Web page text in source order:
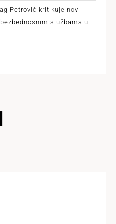
Petrović kritikuje novi
službama u